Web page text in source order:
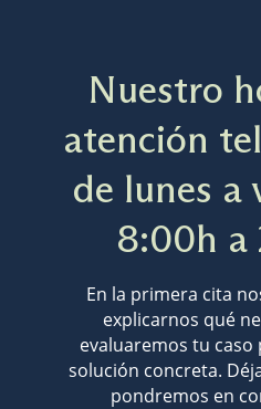
Nuestro
atención
de lunes a
8:00h a
En la primera cita
explicarnos qué
evaluaremos tu
solución concreta.
pondremos en